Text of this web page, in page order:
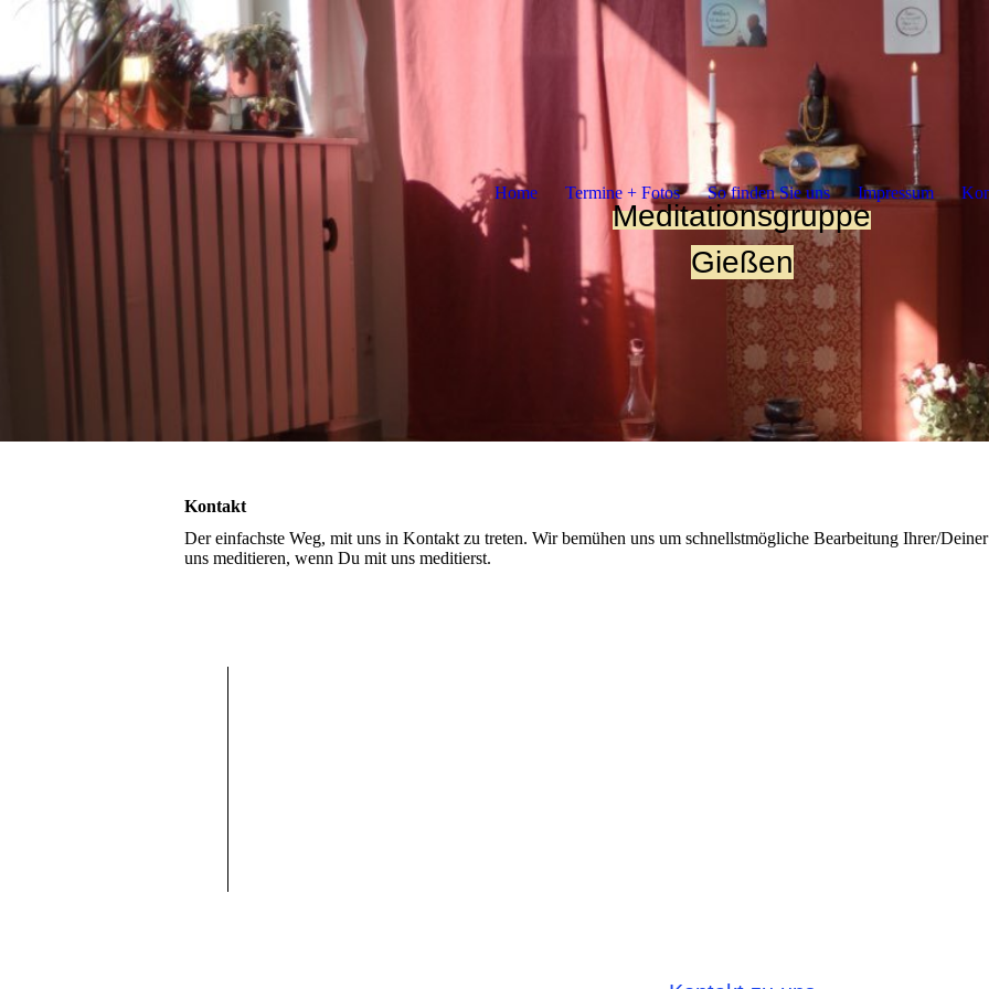
Kontakt
Der einfachste Weg, mit uns in Kontakt zu treten. Wir bemühen uns um schnellstmögliche Bearbeitung Ihrer/
uns meditieren, wenn Du mit uns meditierst.
Meditationsgruppe
Gießen
Home Termine + Fotos So finden Sie uns Impressum